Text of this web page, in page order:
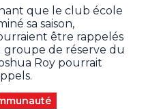
que le club école
sa saison,
être rappelés
groupe de réserve du
Roy pourrait